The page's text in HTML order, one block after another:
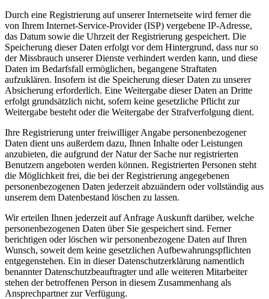
Durch eine Registrierung auf unserer Internetseite wird ferner die
von Ihrem Internet-Service-Provider (ISP) vergebene IP-Adresse,
das Datum sowie die Uhrzeit der Registrierung gespeichert. Die
Speicherung dieser Daten erfolgt vor dem Hintergrund, dass nur so
der Missbrauch unserer Dienste verhindert werden kann, und diese
Daten im Bedarfsfall ermöglichen, begangene Straftaten
aufzuklären. Insofern ist die Speicherung dieser Daten zu unserer
Absicherung erforderlich. Eine Weitergabe dieser Daten an Dritte
erfolgt grundsätzlich nicht, sofern keine gesetzliche Pflicht zur
Weitergabe besteht oder die Weitergabe der Strafverfolgung dient.
Ihre Registrierung unter freiwilliger Angabe personenbezogener
Daten dient uns außerdem dazu, Ihnen Inhalte oder Leistungen
anzubieten, die aufgrund der Natur der Sache nur registrierten
Benutzern angeboten werden können. Registrierten Personen steht
die Möglichkeit frei, die bei der Registrierung angegebenen
personenbezogenen Daten jederzeit abzuändern oder vollständig aus
unserem dem Datenbestand löschen zu lassen.
Wir erteilen Ihnen jederzeit auf Anfrage Auskunft darüber, welche
personenbezogenen Daten über Sie gespeichert sind. Ferner
berichtigen oder löschen wir personenbezogene Daten auf Ihren
Wunsch, soweit dem keine gesetzlichen Aufbewahrungspflichten
entgegenstehen. Ein in dieser Datenschutzerklärung namentlich
benannter Datenschutzbeauftragter und alle weiteren Mitarbeiter
stehen der betroffenen Person in diesem Zusammenhang als
Ansprechpartner zur Verfügung.